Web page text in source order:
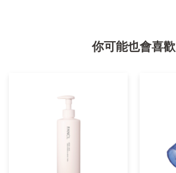
你可能也會喜歡